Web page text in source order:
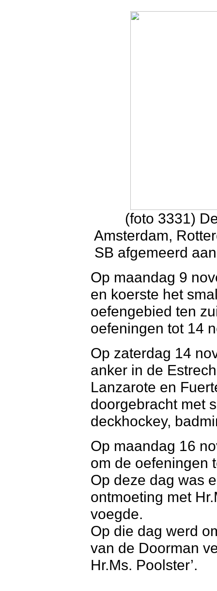
(foto 3331)
Amsterdam,
SB afgemeerd
Op maandag 9
en koerste het
oefengebied ten
oefeningen tot 14
Op zaterdag 14
anker in de
Lanzarote en
doorgebracht met
deckhockey,
Op maandag 16
om de oefeningen
Op deze dag was
ontmoeting met
voegde.
Op die dag werd
van de Doorman
Hr.Ms. Poolster’.